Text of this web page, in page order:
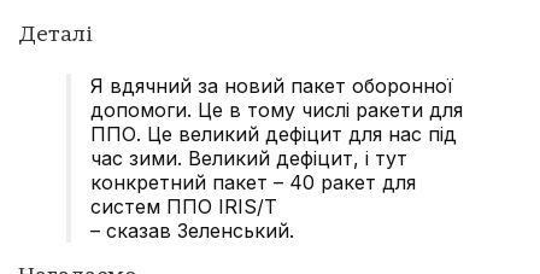
Деталі
Я вдячний за новий пакет оборонної
допомоги. Це в тому числі ракети для
ППО. Це великий дефіцит для нас під
час зими. Великий дефіцит, і тут
конкретний пакет – 40 ракет для
систем ППО IRIS/T
– сказав Зеленський.